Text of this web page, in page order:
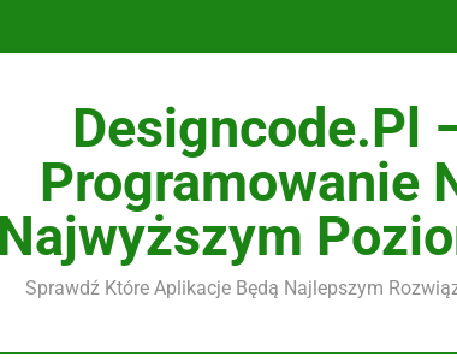
Designcode.pl
Programowanie
Najwyższym
Sprawdź Które Aplikacje Będą Najlepszym